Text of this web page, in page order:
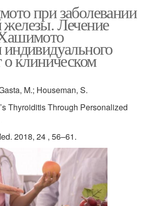
при заболевании
Лечение
клиническом
M.; Houseman, S.
Thyroiditis Through Personalized
2018, 24 , 56–61.